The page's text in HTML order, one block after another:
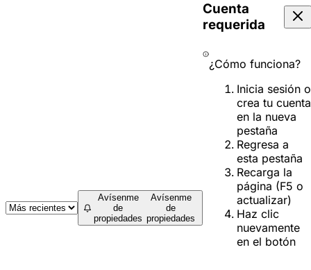
Avísenme
de
propiedades
Avísenme
de
propiedades
Cuenta
requerida
¿Cómo funciona?
Inicia sesión o
crea tu cuenta
en la nueva
pestaña
Regresa a
esta pestaña
Recarga la
página (F5 o
actualizar)
Haz clic
nuevamente
en el botón